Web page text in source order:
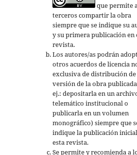
que permite a
terceros compartir la obra
siempre que se indique su
y su primera publicación en
revista.
Los autores/as podrán
otros acuerdos de licencia
exclusiva de distribución de
versión de la obra
ej.: depositarla en un
telemático institucional o
publicarla en un volumen
monográfico) siempre que
indique la publicación
esta revista.
Se permite y recomienda a